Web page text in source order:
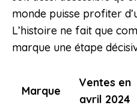
monde puisse profiter
L’histoire ne fait que
marque une étape
Marque
Ventes en
avril 2024